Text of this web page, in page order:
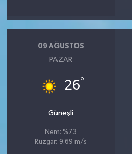
09 AĞUSTOS
PAZAR
26°
Güneşli
Nem: %73
Rüzgar: 9.69 m/s